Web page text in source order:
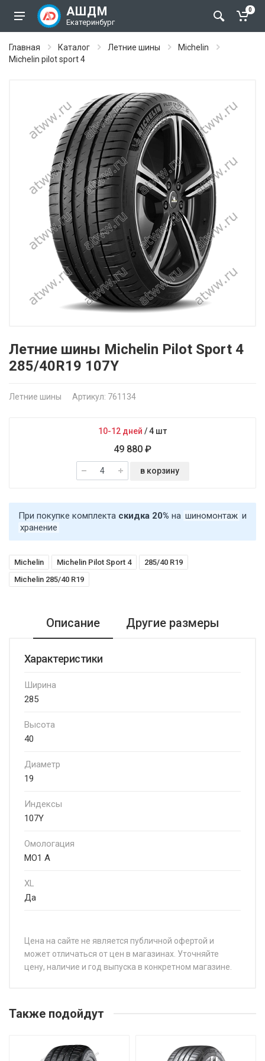
АШДМ
Екатеринбург
0
Главная Каталог Летние шины
Michelin
Michelin pilot sport 4
Летние шины Michelin Pilot Sport 4
285/40R19 107Y
Летние шины Артикул: 761134
10-12 дней /4 шт
49 880 ₽
в корзину
При покупке комплекта скидка 20% на шиномонтаж и
хранение
Michelin Michelin Pilot Sport 4
285/40 R19
Michelin 285/40 R19
Описание Другие размеры
Характеристики
Ширина
285
Высота
40
Диаметр
19
Индексы
107Y
Омологация
MO1 A
XL
Да
Цена на сайте не является публичной офертой и
может отличаться от цен в магазинах. Уточняйте
цену, наличие и год выпуска в конкретном магазине.
Michelin Pilot Sport 4 205/50R17 93Y
Также подойдут